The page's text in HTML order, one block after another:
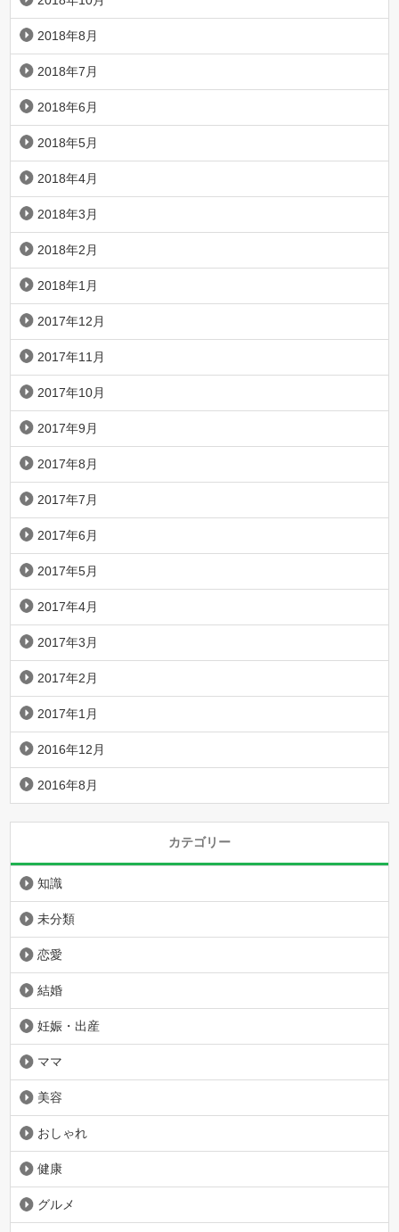
2018年8月
2018年7月
2018年6月
2018年5月
2018年4月
2018年3月
2018年2月
2018年1月
2017年12月
2017年11月
2017年10月
2017年9月
2017年8月
2017年7月
2017年6月
2017年5月
2017年4月
2017年3月
2017年2月
2017年1月
2016年12月
2016年8月
カテゴリー
知識
未分類
恋愛
結婚
妊娠・出産
ママ
美容
おしゃれ
健康
グルメ